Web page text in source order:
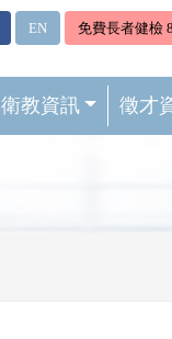
EN 免費長者健檢
衛教資訊 徵才